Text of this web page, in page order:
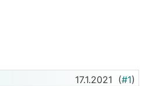
17.1.2021 (#1)